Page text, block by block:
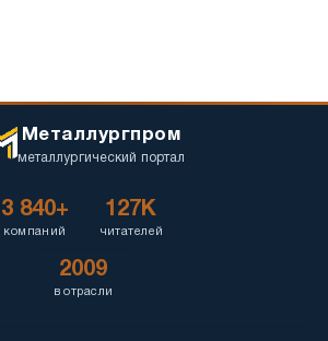
Металлургпром
металлургический портал
3 840+
компаний
127K
читателей
2009
в отрасли